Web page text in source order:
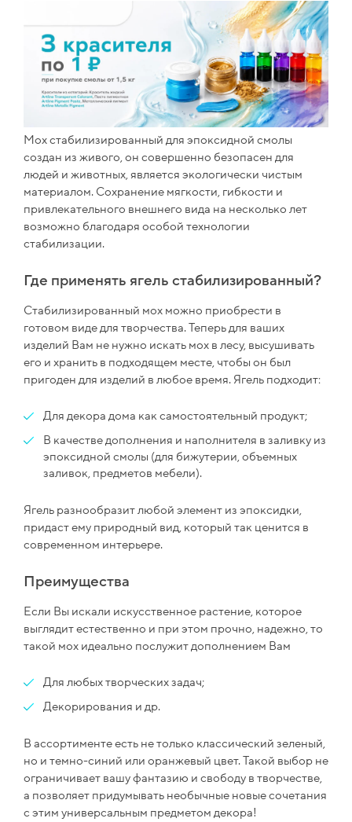
Мох стабилизированный для эпоксидной смолы
создан из живого, он совершенно безопасен для
людей и животных, является экологически чистым
материалом. Сохранение мягкости, гибкости и
привлекательного внешнего вида на несколько лет
возможно благодаря особой технологии
стабилизации.
Где применять ягель стабилизированный?
Стабилизированный мох можно приобрести в
готовом виде для творчества. Теперь для ваших
изделий Вам не нужно искать мох в лесу, высушивать
его и хранить в подходящем месте, чтобы он был
пригоден для изделий в любое время. Ягель подходит:
Для декора дома как самостоятельный продукт;
В качестве дополнения и наполнителя в заливку из
эпоксидной смолы (для бижутерии, объемных
заливок, предметов мебели).
Ягель разнообразит любой элемент из эпоксидки,
придаст ему природный вид, который так ценится в
современном интерьере.
Преимущества
Если Вы искали искусственное растение, которое
выглядит естественно и при этом прочно, надежно, то
такой мох идеально послужит дополнением Вам
Для любых творческих задач;
Декорирования и др.
В ассортименте есть не только классический зеленый,
но и темно-синий или оранжевый цвет. Такой выбор не
ограничивает вашу фантазию и свободу в творчестве,
а позволяет придумывать необычные новые сочетания
с этим универсальным предметом декора!